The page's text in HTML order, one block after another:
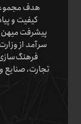
هدف
کیفیت و
پیشرفت میهن
سرآمد از
تجارت،